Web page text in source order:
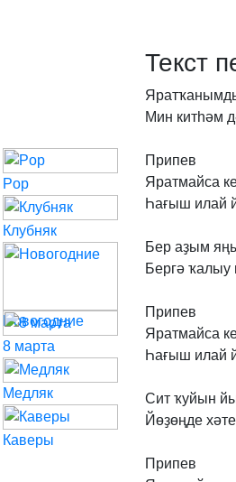
Текст
Мин китhәм
Припев
Яратмайса
Һағыш илай
Бер аҙым
Бергә ҡалыу
Припев
Яратмайса
Һағыш илай
Сит ҡуйын
Йөҙөңде
Припев
Pop
Клубняк
Новогодние
8 марта
Медляк
Каверы